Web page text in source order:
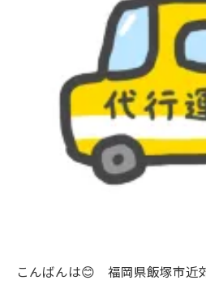
こんばんは😊 福岡県飯塚市近